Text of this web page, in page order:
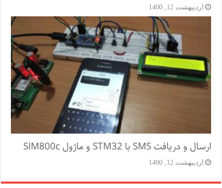
اردیبهشت 12, 1400
ارسال و دریافت SMS با STM32 و ماژول SIM800c
اردیبهشت 12, 1400